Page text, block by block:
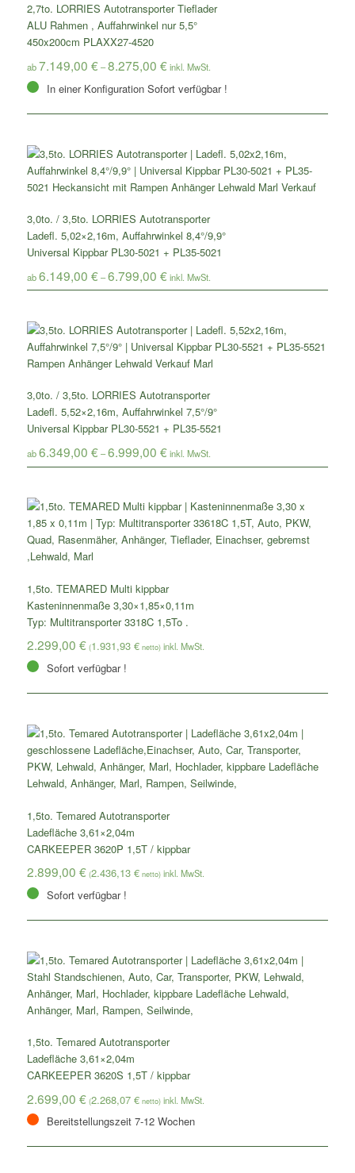
2,7to. LORRIES Autotransporter Tieflader
ALU Rahmen , Auffahrwinkel nur 5,5°
450x200cm PLAXX27-4520
ab7.149,00€–8.275,00€
In einer Konfiguration Sofort verfügbar !
3,0to. / 3,5to. LORRIES Autotransporter
Ladefl. 5,02×2,16m, Auffahrwinkel 8,4°/9,9°
Universal Kippbar PL30-5021 + PL35-5021
ab6.149,00€–6.799,00€
3,0to. / 3,5to. LORRIES Autotransporter
Ladefl. 5,52×2,16m, Auffahrwinkel 7,5°/9°
Universal Kippbar PL30-5521 + PL35-5521
ab6.349,00€–6.999,00€
1,5to. TEMARED Multi kippbar
Kasteninnenmaße 3,30×1,85×0,11m
Typ: Multitransporter 3318C 1,5To .
2.299,00€ (1.931,93€ netto)
Sofort verfügbar !
1,5to. Temared Autotransporter
Ladefläche 3,61×2,04m
CARKEEPER 3620P 1,5T / kippbar
2.899,00€ (2.436,13€ netto)
Sofort verfügbar !
1,5to. Temared Autotransporter
Ladefläche 3,61×2,04m
CARKEEPER 3620S 1,5T / kippbar
2.699,00€ (2.268,07€ netto)
Bereitstellungszeit 7-12 Wochen